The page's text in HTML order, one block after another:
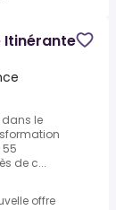
Itinérante
dans le
de c...
offre